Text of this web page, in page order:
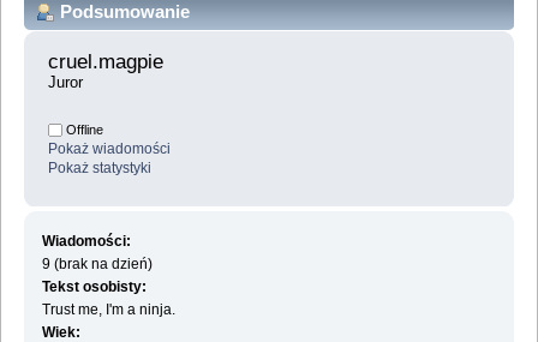
Podsumowanie
cruel.magpie
Juror
Offline
Pokaż wiadomości
Pokaż statystyki
Wiadomości:
9 (brak na dzień)
Tekst osobisty:
Trust me, I'm a ninja.
Wiek: